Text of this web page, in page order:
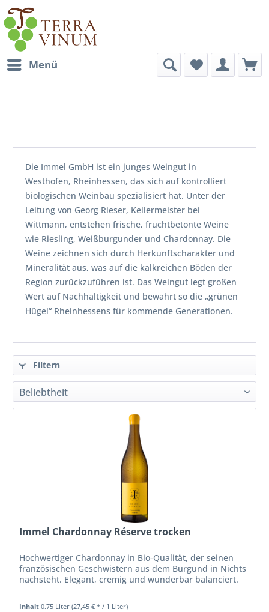
Menü
Die Immel GmbH ist ein junges Weingut in
Westhofen, Rheinhessen, das sich auf kontrolliert
biologischen Weinbau spezialisiert hat. Unter der
Leitung von Georg Rieser, Kellermeister bei
Wittmann, entstehen frische, fruchtbetonte Weine
wie Riesling, Weißburgunder und Chardonnay. Die
Weine zeichnen sich durch Herkunftscharakter und
Mineralität aus, was auf die kalkreichen Böden der
Region zurückzuführen ist. Das Weingut legt großen
Wert auf Nachhaltigkeit und bewahrt so die „grünen
Hügel“ Rheinhessens für kommende Generationen.
Filtern
Immel Chardonnay Réserve trocken
Hochwertiger Chardonnay in Bio-Qualität, der seinen
französischen Geschwistern aus dem Burgund in Nichts
nachsteht. Elegant, cremig und wunderbar balanciert.
Inhalt0.75 Liter(27,45 € * / 1 Liter)